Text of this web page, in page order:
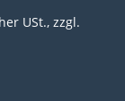
USt., zzgl.